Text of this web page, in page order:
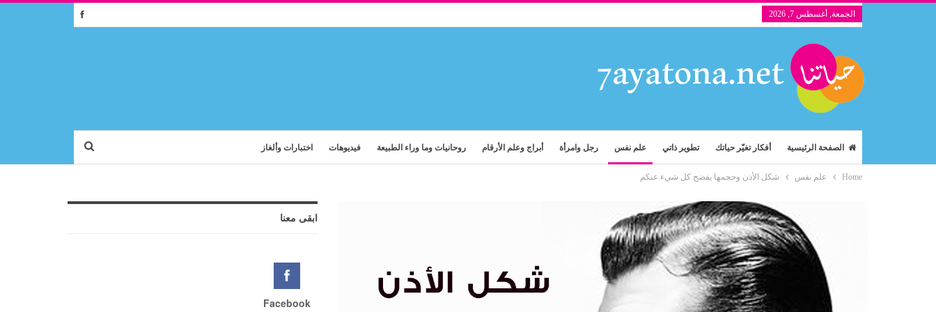
الجمعة, أغسطس 7, 2026
الصفحة الرئيسية أفكار تغيّر حياتك تطوير ذاتي علم نفس رجل وامرأة أبراج وعلم الأرقام روحانيات وما وراء الطبيعة فيديوهات اختبارات وألغاز
Home علم نفس شكل الأذن وحجمها يفضح كل شيء عنكم
ابقى معنا
Facebook